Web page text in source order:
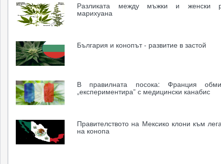
Разликата между мъжки и женски
марихуана
България и конопът - развитие в застой
В правилната посока: Франция
„експериментира” с медицински канабис
Правителството на Мексико клони към
на конопа